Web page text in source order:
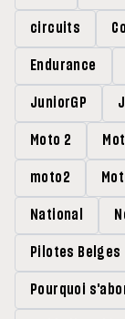
circuits
Endurance
JuniorGP
Moto 2
moto2
National
Pilotes Belges
Pourquoi